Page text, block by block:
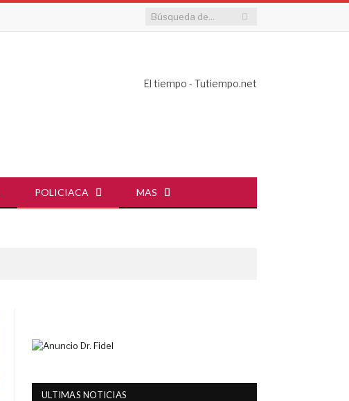
El tiempo - Tutiempo.net
POLICIACA MAS
ULTIMAS NOTICIAS